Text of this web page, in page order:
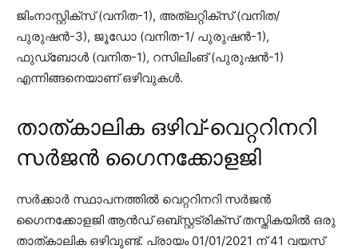
ജിംനാസ്റ്റിക്‌സ് (വനിത-1), അത്‌ലറ്റിക്‌സ് (വനിത/
പുരുഷൻ-3), ജൂഡോ (വനിത-1/ പുരുഷൻ-1),
ഫുഡ്‌ബോൾ (വനിത-1), റസിലിംങ് (പുരുഷൻ-1)
എന്നിങ്ങനെയാണ് ഒഴിവുകൾ.
താത്കാലിക ഒഴിവ്-വെറ്ററിനറി
സർജൻ ഗൈനക്കോളജി
സർക്കാർ സ്ഥാപനത്തിൽ വെറ്ററിനറി സർജൻ
ഗൈനക്കോളജി ആൻഡ് ഒബ്സ്റ്റട്രിക്സ് തസ്തികയിൽ ഒരു
താത്കാലിക ഒഴിവുണ്ട്. പ്രായം 01/01/2021 ന് 41 വയസ്